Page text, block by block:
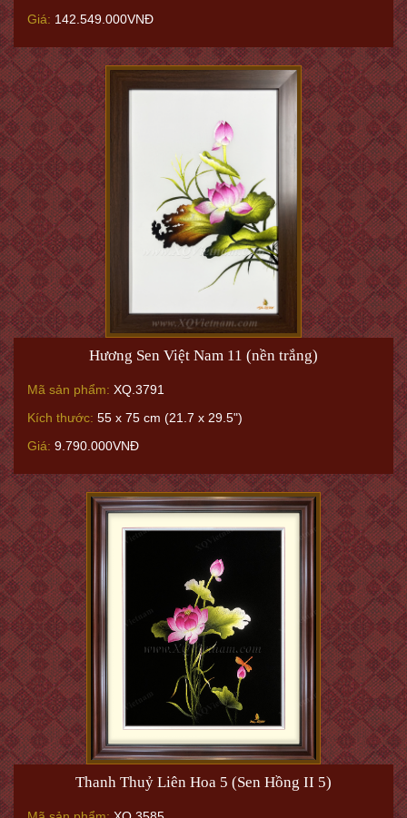
Giá: 142.549.000VNĐ
Hương Sen Việt Nam 11 (nền trắng)
Mã sản phẩm: XQ.3791
Kích thước: 55 x 75 cm (21.7 x 29.5")
Giá: 9.790.000VNĐ
Thanh Thuỷ Liên Hoa 5 (Sen Hồng II 5)